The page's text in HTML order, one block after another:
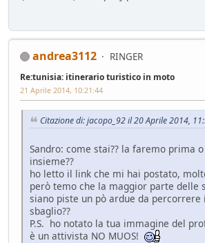
andrea3112 RINGER
Re:tunisia: itinerario turistico in moto
21 Aprile 2014, 10:21:44
Citazione di: jacopo_92 il 20 Aprile 2014,
Sandro: come stai?? la faremo prima
insieme??
ho letto il link che mi hai postato,
però temo che la maggior parte delle
siano piste un pò ardue da percorrere
sbaglio??
P.S. ho notato la tua immagine del
è un attivista NO MUOS!